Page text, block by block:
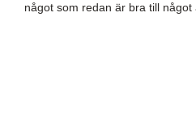
något som redan är bra till något